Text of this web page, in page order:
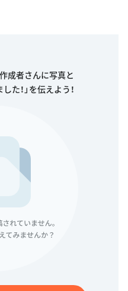
成者さんに写真と
た！」を伝えよう！